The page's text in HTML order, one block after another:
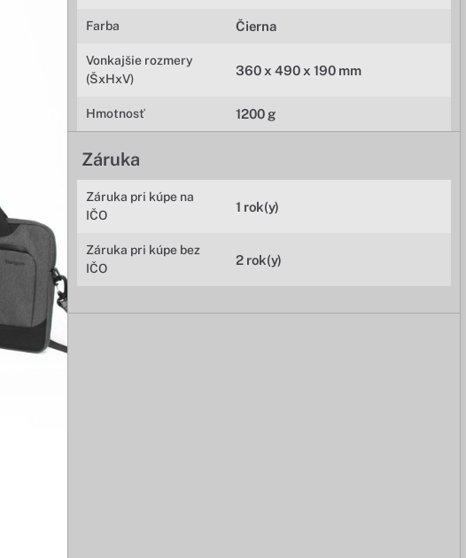
Farba Čierna
Vonkajšie rozmery
(ŠxHxV)
360 x 490 x 190 mm
Hmotnosť 1200 g
Záruka
Záruka pri kúpe na
IČO
1 rok(y)
Záruka pri kúpe bez
IČO
2 rok(y)